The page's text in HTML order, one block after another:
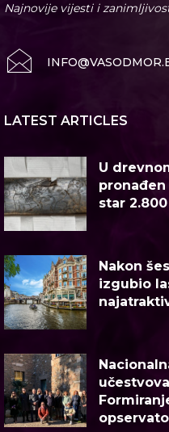
Najnovije vijesti i
LATEST ARTICLES
U
pronađen
star
Nakon
izgubio